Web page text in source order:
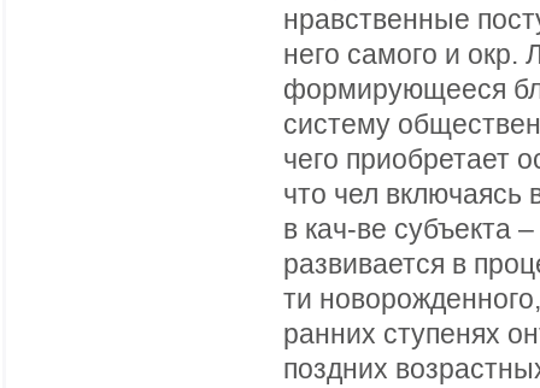
нравственные
него самого и окр.
формирующееся
систему
чего приобретает
что чел включаясь
в кач-ве субъекта
развивается в
ти
ранних ступенях
поздних